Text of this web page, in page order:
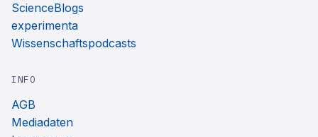
ScienceBlogs
experimenta
Wissenschaftspodcasts
INFO
AGB
Mediadaten